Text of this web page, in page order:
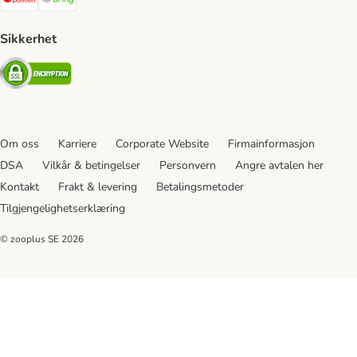
Sikkerhet
Security
Om oss Karriere Corporate Website
Firmainformasjon
DSA
Vilkår & betingelser Personvern
Angre avtalen her
Kontakt
Frakt & levering
Betalingsmetoder
Tilgjengelighetserklæring
© zooplus SE 2026